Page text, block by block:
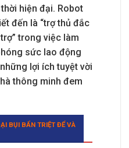
hiện đại. Robot
đến là “trợ thủ đắc
trong việc làm
sức lao động
lợi ích tuyệt vời
thông minh đem
BỤI BẨN TRIỆT ĐỂ VÀ